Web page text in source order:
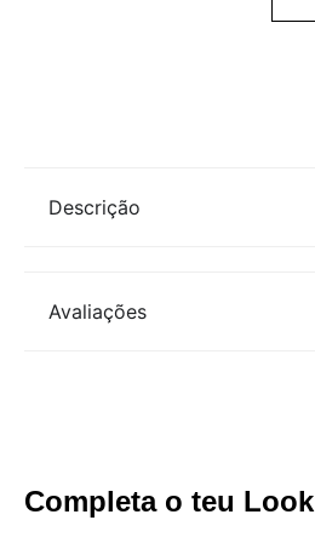
Descrição
Avaliações
Completa o teu Look